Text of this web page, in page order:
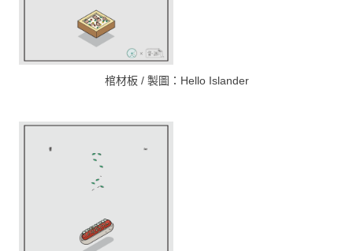
棺材板 / 製圖：Hello Islander